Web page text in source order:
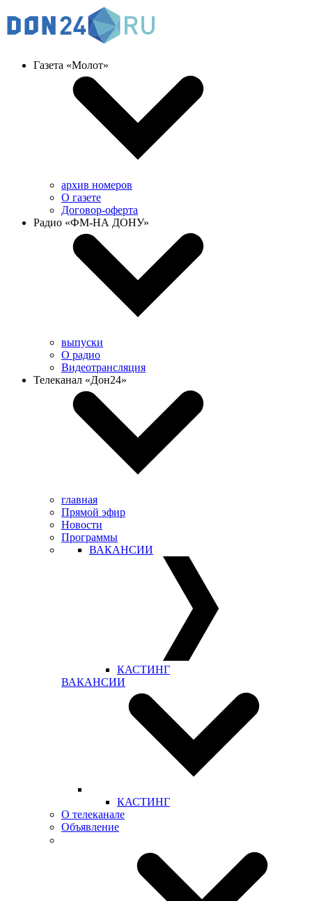
Газета «Молот»
архив номеров
О газете
Договор-оферта
Радио «ФМ-НА ДОНУ»
выпуски
О радио
Видеотрансляция
Телеканал «Дон24»
главная
Прямой эфир
Новости
Программы
ВАКАНСИИ
КАСТИНГ
ВАКАНСИИ
КАСТИНГ
О телеканале
Объявление